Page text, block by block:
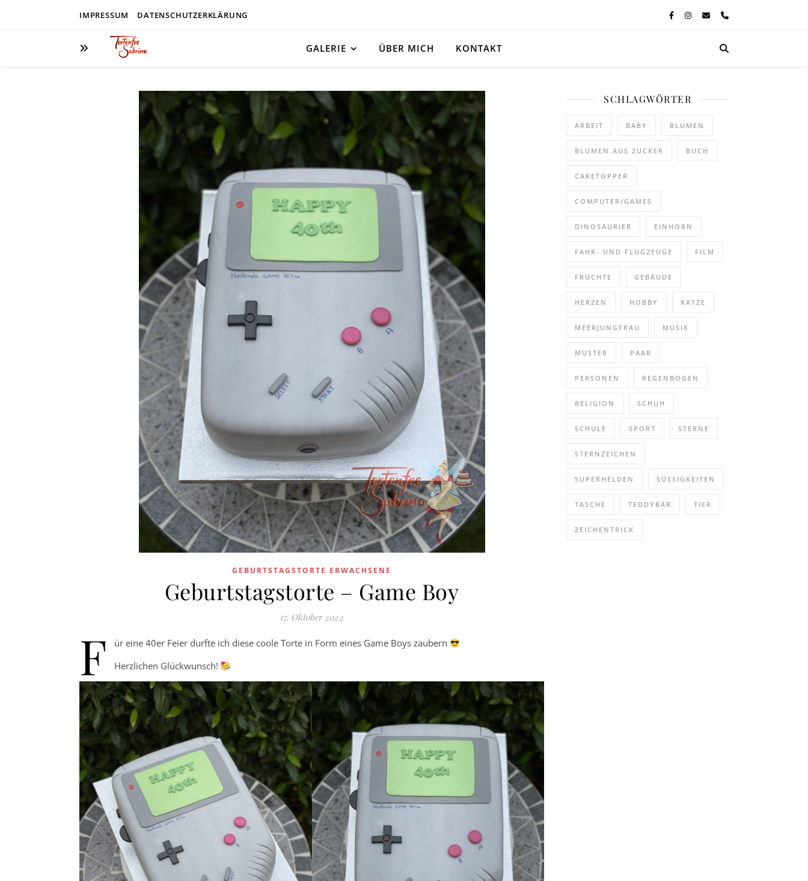
IMPRESSUM DATENSCHUTZERKLÄRUNG
GALERIE ÜBER MICH KONTAKT
GEBURTSTAGSTORTE ERWACHSENE
Geburtstagstorte – Game Boy
17. Oktober 2022
F
ür eine 40er Feier durfte ich diese coole Torte in Form eines Game Boys zaubern
Herzlichen Glückwunsch!
SCHLAGWÖRTER
ARBEIT BABY BLUMEN
BLUMEN AUS ZUCKER BUCH
CAKETOPPER
COMPUTER/GAMES
DINOSAURIER EINHORN
FAHR- UND FLUGZEUGE FILM
FRÜCHTE GEBÄUDE
HERZEN HOBBY KATZE
MEERJUNGFRAU MUSIK
MUSTER PAAR
PERSONEN REGENBOGEN
RELIGION SCHUH
SCHULE SPORT STERNE
STERNZEICHEN
SUPERHELDEN SÜSSIGKEITEN
TASCHE TEDDYBÄR TIER
ZEICHENTRICK